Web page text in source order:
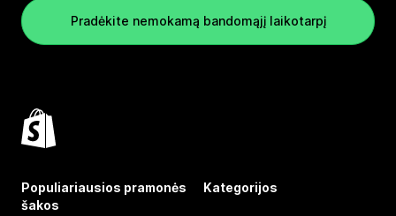
Pradėkite nemokamą bandomąjį laikotarpį
Populiariausios pramonės
šakos
Kategorijos